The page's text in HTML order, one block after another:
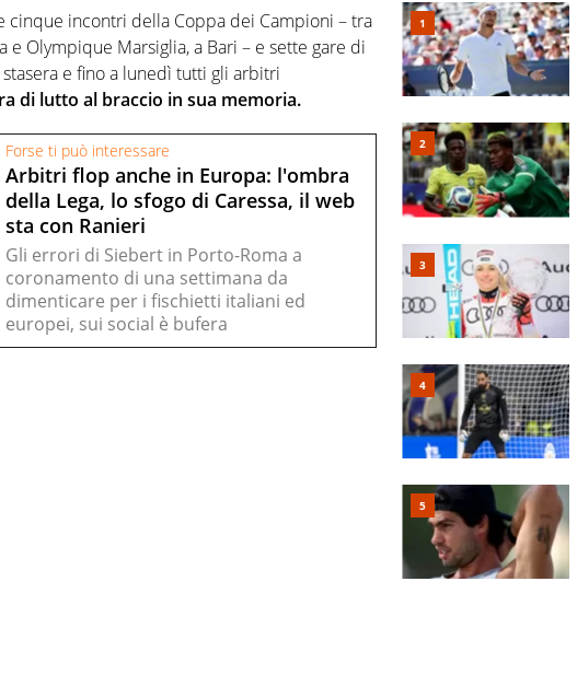
cinque incontri della Coppa dei Campioni – tra
e Olympique Marsiglia, a Bari – e sette gare di
e fino a lunedì tutti gli arbitri
di lutto al braccio in sua memoria.
Forse ti può interessare
Arbitri flop anche in Europa: l'ombra
della Lega, lo sfogo di Caressa, il web
sta con Ranieri
Gli errori di Siebert in Porto-Roma a
coronamento di una settimana da
dimenticare per i fischietti italiani ed
europei, sui social è bufera